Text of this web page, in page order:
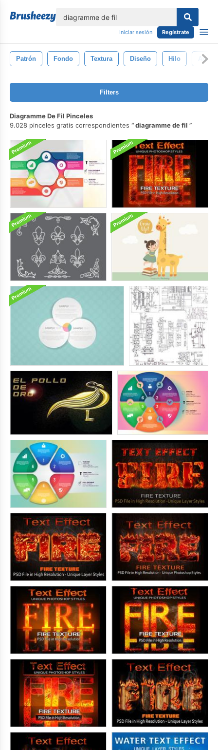
Iniciar sesión Regístrate
Patrón Fondo Textura Diseño Hilo Art
Filters
Diagramme De Fil Pinceles
9.028 pinceles gratis correspondientes
diagramme de fil